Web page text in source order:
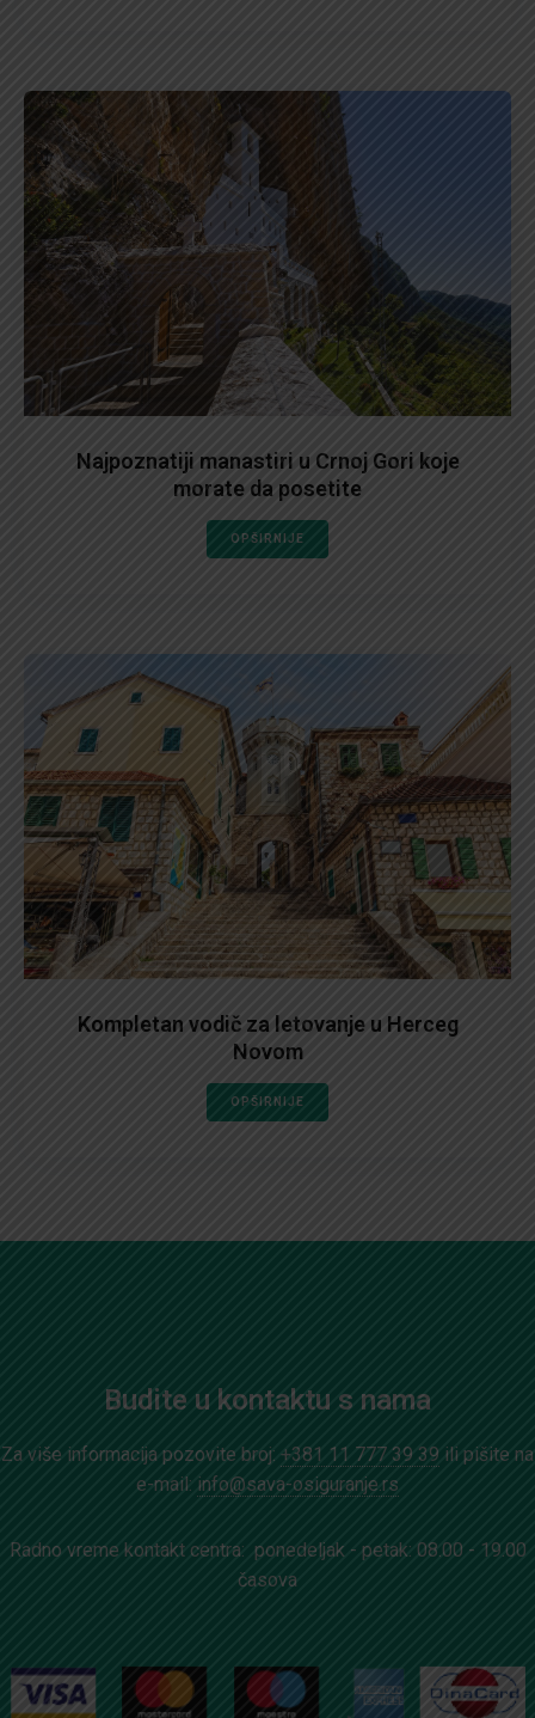
Najpoznatiji manastiri u Crnoj Gori koje
morate da posetite
OPŠIRNIJE
Kompletan vodič za letovanje u Herceg
Novom
OPŠIRNIJE
Budite u kontaktu s nama
Za više informacija pozovite broj: +381 11 777 39 39 ili pišite na
e-mail: info@sava-osiguranje.rs
Radno vreme kontakt centra: ponedeljak - petak: 08.00 - 19.00
časova